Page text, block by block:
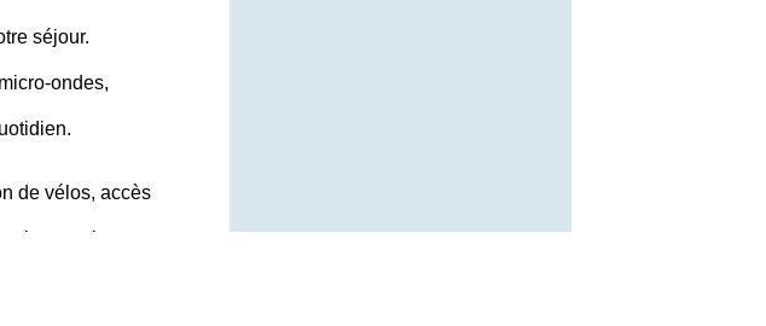
séjour.
ondes,
de vélos, accès
car le